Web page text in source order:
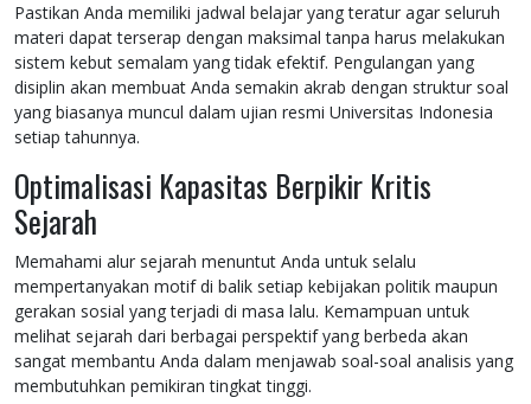
Pastikan Anda memiliki jadwal belajar yang teratur agar seluruh
materi dapat terserap dengan maksimal tanpa harus melakukan
sistem kebut semalam yang tidak efektif. Pengulangan yang
disiplin akan membuat Anda semakin akrab dengan struktur soal
yang biasanya muncul dalam ujian resmi Universitas Indonesia
setiap tahunnya.
Optimalisasi Kapasitas Berpikir Kritis
Sejarah
Memahami alur sejarah menuntut Anda untuk selalu
mempertanyakan motif di balik setiap kebijakan politik maupun
gerakan sosial yang terjadi di masa lalu. Kemampuan untuk
melihat sejarah dari berbagai perspektif yang berbeda akan
sangat membantu Anda dalam menjawab soal-soal analisis yang
membutuhkan pemikiran tingkat tinggi.